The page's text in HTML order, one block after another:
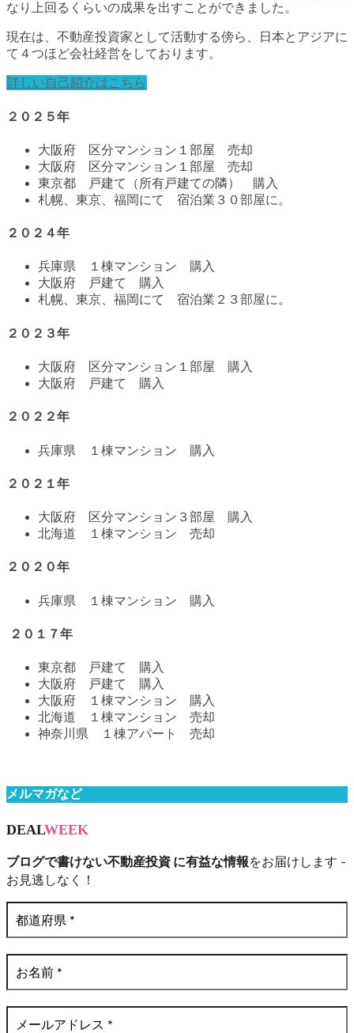
なり上回るくらいの成果を出すことができました。
現在は、不動産投資家として活動する傍ら、日本とアジアに
て４つほど会社経営をしております。
詳しい自己紹介はこちら
２０２５年
大阪府 区分マンション１部屋 売却
大阪府 区分マンション１部屋 売却
東京都 戸建て（所有戸建ての隣） 購入
札幌、東京、福岡にて 宿泊業３０部屋に。
２０２４年
兵庫県 １棟マンション 購入
大阪府 戸建て 購入
札幌、東京、福岡にて 宿泊業２３部屋に。
２０２３年
大阪府 区分マンション１部屋 購入
大阪府 戸建て 購入
２０２２年
兵庫県 １棟マンション 購入
２０２１年
大阪府 区分マンション３部屋 購入
北海道 １棟マンション 売却
２０２０年
兵庫県 １棟マンション 購入
２０１７年
東京都 戸建て 購入
大阪府 戸建て 購入
大阪府 １棟マンション 購入
北海道 １棟マンション 売却
神奈川県 １棟アパート 売却
メルマガなど
DEALWEEK
ブログで書けない不動産投資 に有益な情報をお届けします -
お見逃しなく！